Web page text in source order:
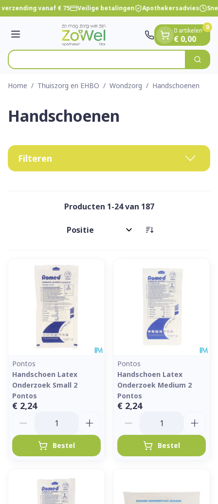
Ga naar de inhoud
1 van 1vanaf € 75 Veilige betalingen Apothekersadvies
Menu
Product, merk, categorie... Zoek
0 artikelen
€ 0,00
0
Home / Thuiszorg en EHBO / Wondzorg / Handschoenen
Handschoenen
Filteren
Producten 1-24van 187
Sorteer op:
Pontos
Handschoen Latex
Onderzoek Small 2
Pontos
€ 2,24
Bestel
Pontos
Handschoen Latex
Onderzoek Medium 2
Pontos
€ 2,24
Bestel